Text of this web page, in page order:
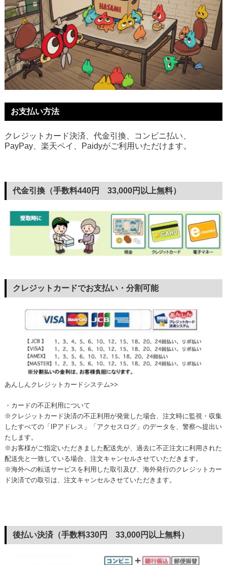
お支払い方法
クレジットカード決済、代金引換、コンビニ払い、
PayPay、楽天ペイ、Paidyがご利用いただけます。
代金引換（手数料440円 33,000円以上無料）
クレジットカードでお支払い・分割可能
あんしんクレジットカードシステム>>
・カードの不正利用について
※クレジットカード決済の不正利用が発覚した場合、注文時に監視・収集
したすべての「IPアドレス」「アクセスログ」のデータを、警察へ提出い
たします。
※お客様がご指定いただきました配送先が、過去に不正注文に利用された
配送先と一致している場合、注文キャンセルさせていただきます。
※海外への転送サービスを利用した取引及び、海外発行のクレジットカー
ド決済での取引は、注文キャンセルさせていただきます。
後払い決済（手数料330円 33,000円以上無料）